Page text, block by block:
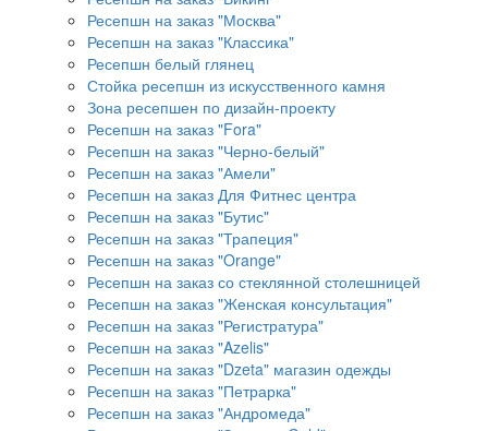
Ресепшн на заказ "Москва"
Ресепшн на заказ "Классика"
Ресепшн белый глянец
Стойка ресепшн из искусственного камня
Зона ресепшен по дизайн-проекту
Ресепшн на заказ "Fora"
Ресепшн на заказ "Черно-белый"
Ресепшн на заказ "Амели"
Ресепшн на заказ Для Фитнес центра
Ресепшн на заказ "Бутис"
Ресепшн на заказ "Трапеция"
Ресепшн на заказ "Orange"
Ресепшн на заказ со стеклянной столешницей
Ресепшн на заказ "Женская консультация"
Ресепшн на заказ "Регистратура"
Ресепшн на заказ "Azelis"
Ресепшн на заказ "Dzeta" магазин одежды
Ресепшн на заказ "Петрарка"
Ресепшн на заказ "Андромеда"